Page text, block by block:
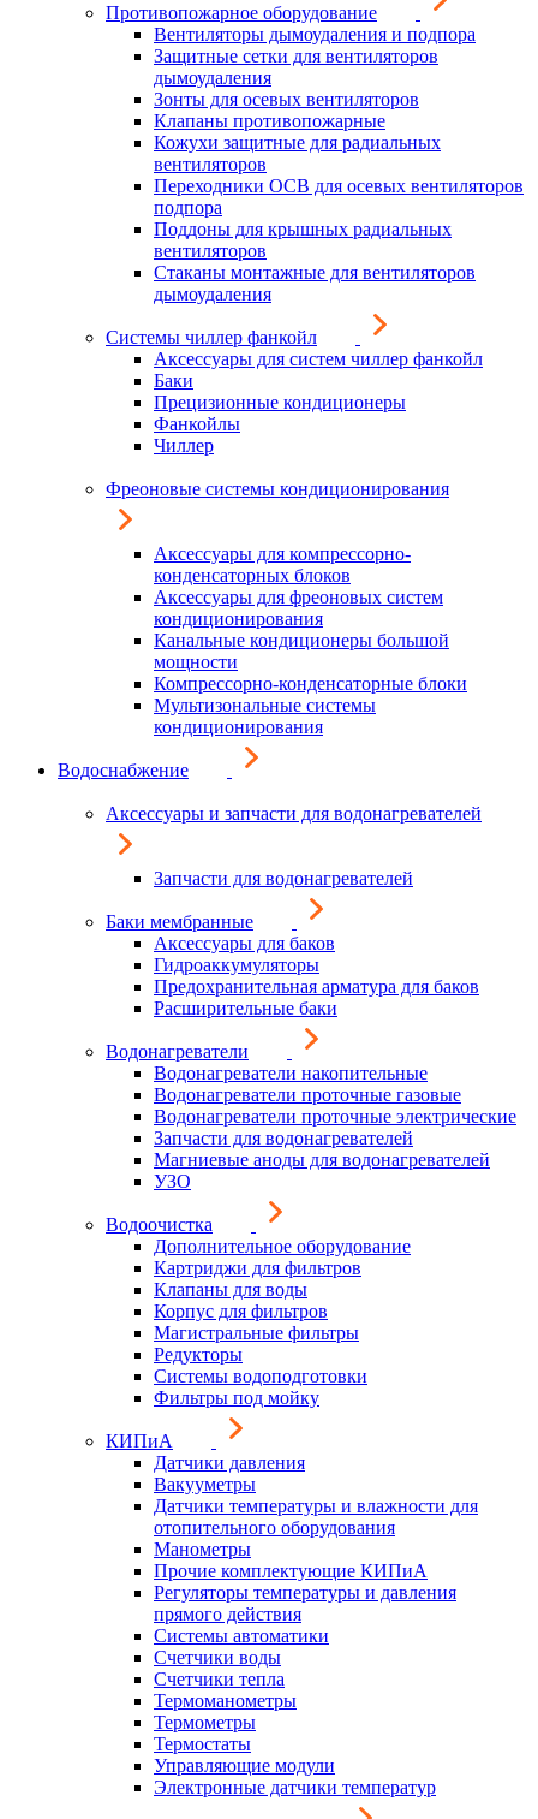
Противопожарное оборудование
Вентиляторы дымоудаления и подпора
Защитные сетки для вентиляторов
дымоудаления
Зонты для осевых вентиляторов
Клапаны противопожарные
Кожухи защитные для радиальных
вентиляторов
Переходники ОСВ для осевых вентиляторов
подпора
Поддоны для крышных радиальных
вентиляторов
Стаканы монтажные для вентиляторов
дымоудаления
Системы чиллер фанкойл
Аксессуары для систем чиллер фанкойл
Баки
Прецизионные кондиционеры
Фанкойлы
Чиллер
Фреоновые системы кондиционирования
Аксессуары для компрессорно-
конденсаторных блоков
Аксессуары для фреоновых систем
кондиционирования
Канальные кондиционеры большой
мощности
Компрессорно-конденсаторные блоки
Мультизональные системы
кондиционирования
Водоснабжение
Аксессуары и запчасти для водонагревателей
Запчасти для водонагревателей
Баки мембранные
Аксессуары для баков
Гидроаккумуляторы
Предохранительная арматура для баков
Расширительные баки
Водонагреватели
Водонагреватели накопительные
Водонагреватели проточные газовые
Водонагреватели проточные электрические
Запчасти для водонагревателей
Магниевые аноды для водонагревателей
УЗО
Водоочистка
Дополнительное оборудование
Картриджи для фильтров
Клапаны для воды
Корпус для фильтров
Магистральные фильтры
Редукторы
Системы водоподготовки
Фильтры под мойку
КИПиА
Датчики давления
Вакууметры
Датчики температуры и влажности для
отопительного оборудования
Манометры
Прочие комплектующие КИПиА
Регуляторы температуры и давления
прямого действия
Системы автоматики
Счетчики воды
Счетчики тепла
Термоманометры
Термометры
Термостаты
Управляющие модули
Электронные датчики температур